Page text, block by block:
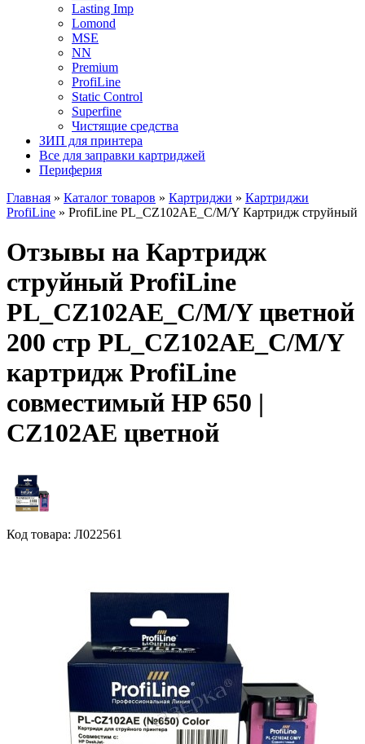
Lasting Imp
Lomond
MSE
NN
Premium
ProfiLine
Static Control
Superfine
Чистящие средства
ЗИП для принтера
Все для заправки картриджей
Периферия
Главная » Каталог товаров » Картриджи » Картриджи
ProfiLine » ProfiLine PL_CZ102AE_C/M/Y Картридж струйный
Отзывы на Картридж
струйный ProfiLine
PL_CZ102AE_C/M/Y цветной
200 стр PL_CZ102AE_C/M/Y
картридж ProfiLine
совместимый HP 650 |
CZ102AE цветной
Код товара: Л022561